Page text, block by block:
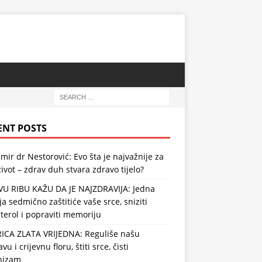
POSTS
dr Nestorović: Evo šta je najvažnije za
– zdrav duh stvara zdravo tijelo?
RIBU KAŽU DA JE NAJZDRAVIJA: Jedna
sedmično zaštitiće vaše srce, sniziti
i popraviti memoriju
ZLATA VRIJEDNA: Reguliše našu
i crijevnu floru, štiti srce, čisti